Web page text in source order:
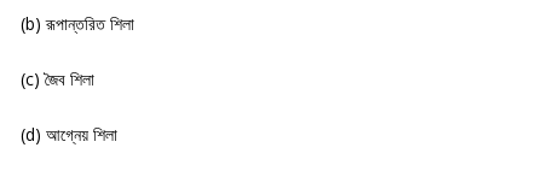
(b) রূপান্তরিত শিলা
(c) জৈব শিলা
(d) আগ্নেয় শিলা